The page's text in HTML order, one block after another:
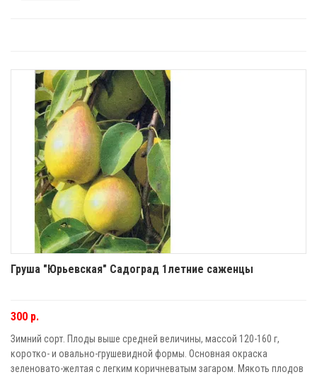
Груша "Юрьевская" Садоград 1летние саженцы
300 р.
Зимний сорт. Плоды выше средней величины, массой 120-160 г,
коротко- и овально-грушевидной формы. Основная окраска
зеленовато-желтая с легким коричневатым загаром. Мякоть плодов